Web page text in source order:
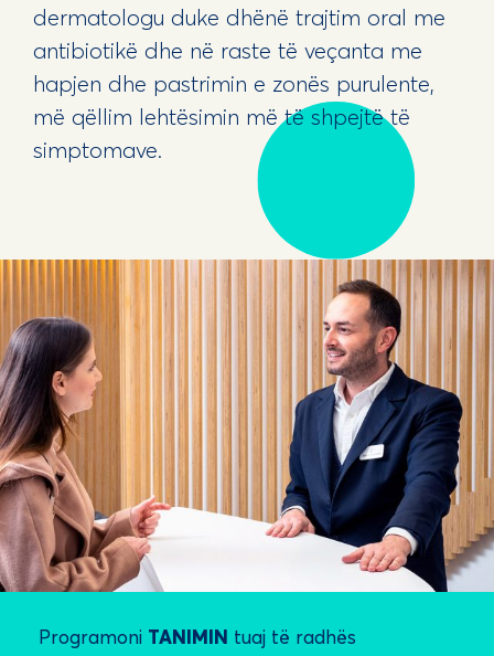
dermatologu duke dhënë trajtim oral me
antibiotikë dhe në raste të veçanta me
hapjen dhe pastrimin e zonës purulente,
më qëllim lehtësimin më të shpejtë të
simptomave.
Programoni TANIMIN tuaj të radhës